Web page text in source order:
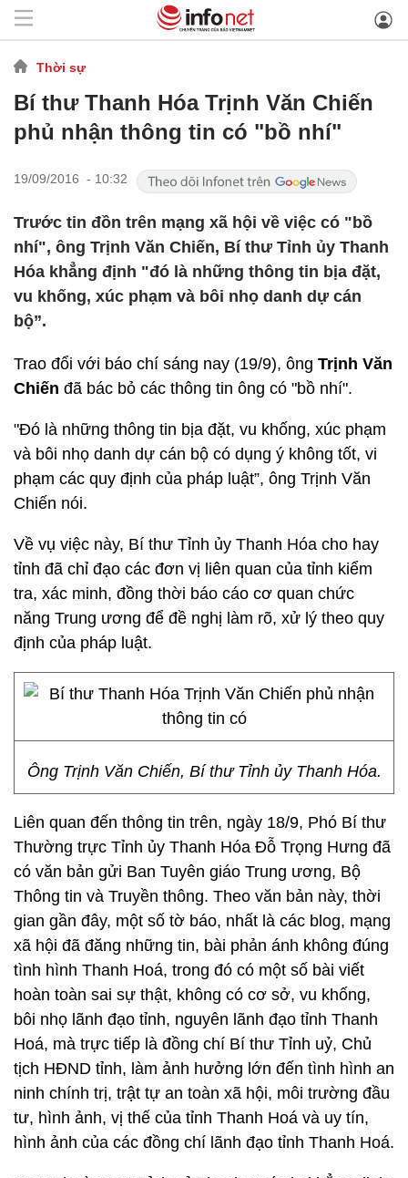
Thời sự
Bí thư Thanh Hóa Trịnh Văn Chiến
phủ nhận thông tin có "bồ nhí"
19/09/2016 - 10:32
Trước tin đồn trên mạng xã hội về việc có "bồ
nhí", ông Trịnh Văn Chiến, Bí thư Tỉnh ủy Thanh
Hóa khẳng định "đó là những thông tin bịa đặt,
vu khống, xúc phạm và bôi nhọ danh dự cán
bộ”.
Trao đổi với báo chí sáng nay (19/9), ông Trịnh Văn
Chiến đã bác bỏ các thông tin ông có "bồ nhí".
"Đó là những thông tin bịa đặt, vu khống, xúc phạm
và bôi nhọ danh dự cán bộ có dụng ý không tốt, vi
phạm các quy định của pháp luật”, ông Trịnh Văn
Chiến nói.
Về vụ việc này, Bí thư Tỉnh ủy Thanh Hóa cho hay
tỉnh đã chỉ đạo các đơn vị liên quan của tỉnh kiểm
tra, xác minh, đồng thời báo cáo cơ quan chức
năng Trung ương để đề nghị làm rõ, xử lý theo quy
định của pháp luật.
Ông Trịnh Văn Chiến, Bí thư Tỉnh ủy Thanh Hóa.
Liên quan đến thông tin trên, ngày 18/9, Phó Bí thư
Thường trực Tỉnh ủy Thanh Hóa Đỗ Trọng Hưng đã
có văn bản gửi Ban Tuyên giáo Trung ương, Bộ
Thông tin và Truyền thông. Theo văn bản này, thời
gian gần đây, một số tờ báo, nhất là các blog, mạng
xã hội đã đăng những tin, bài phản ánh không đúng
tình hình Thanh Hoá, trong đó có một số bài viết
hoàn toàn sai sự thật, không có cơ sở, vu khống,
bôi nhọ lãnh đạo tỉnh, nguyên lãnh đạo tỉnh Thanh
Hoá, mà trực tiếp là đồng chí Bí thư Tỉnh uỷ, Chủ
tịch HĐND tỉnh, làm ảnh hưởng lớn đến tình hình an
ninh chính trị, trật tự an toàn xã hội, môi trường đầu
tư, hình ảnh, vị thế của tỉnh Thanh Hoá và uy tín,
hình ảnh của các đồng chí lãnh đạo tỉnh Thanh Hoá.